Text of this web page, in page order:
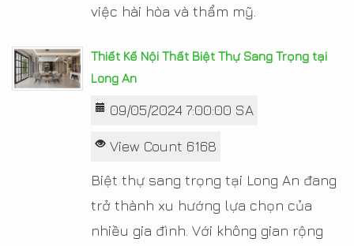
việc hài hòa và thẩm mỹ.
Thiết Kế Nội Thất Biệt Thự Sang Trọng tại
Long An
09/05/2024 7:00:00 SA
View Count 6168
Biệt thự sang trọng tại Long An đang
trở thành xu hướng lựa chọn của
nhiều gia đình. Với không gian rộng